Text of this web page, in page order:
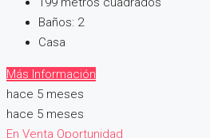
Baños: 2
Casa
Más Información
hace 5 meses
hace 5 meses
En Venta Oportunidad